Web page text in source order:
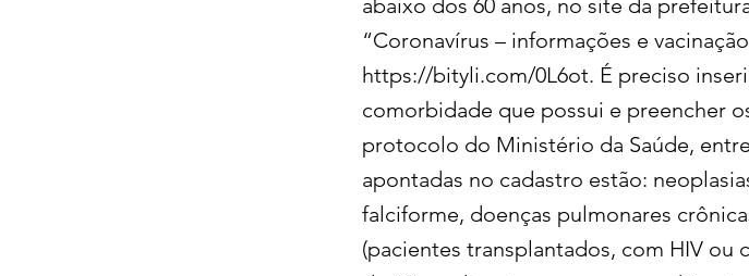
abaixo dos 60 anos, no site da
“Coronavírus – informações e
https://bityli.com/0L6ot. É preciso
comorbidade que possui e preencher
protocolo do Ministério da Saúde,
apontadas no cadastro estão:
falciforme, doenças pulmonares
(pacientes transplantados, com HIV ou